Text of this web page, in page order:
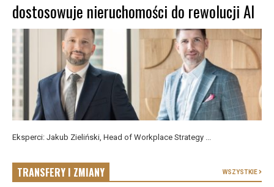
dostosowuje nieruchomości do rewolucji AI
Eksperci: Jakub Zieliński, Head of Workplace Strategy ...
TRANSFERY I ZMIANY WSZYSTKIE